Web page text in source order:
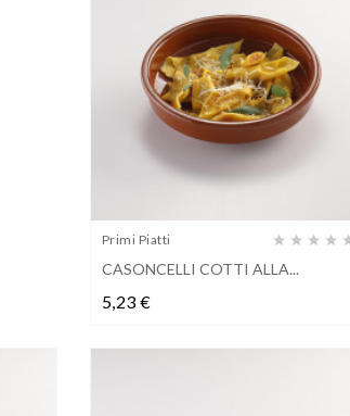
Primi Piatti
CASONCELLI COTTI ALLA...
5,23 €Prezzo